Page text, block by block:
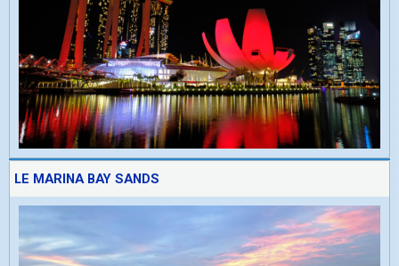
LE MARINA BAY SANDS